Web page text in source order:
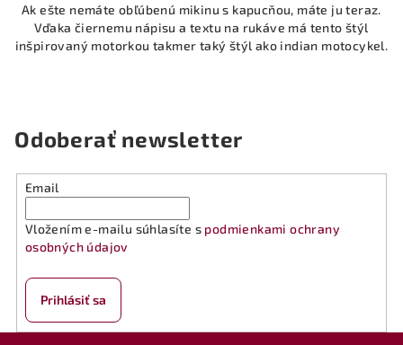
Ak ešte nemáte obľúbenú mikinu s kapucňou, máte ju teraz.
Vďaka čiernemu nápisu a textu na rukáve má tento štýl
inšpirovaný motorkou takmer taký štýl ako indian motocykel.
Odoberať newsletter
Email
Vložením e-mailu súhlasíte s podmienkami ochrany
osobných údajov
Prihlásiť sa